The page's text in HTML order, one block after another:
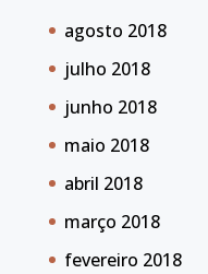
agosto 2018
julho 2018
junho 2018
maio 2018
abril 2018
março 2018
fevereiro 2018